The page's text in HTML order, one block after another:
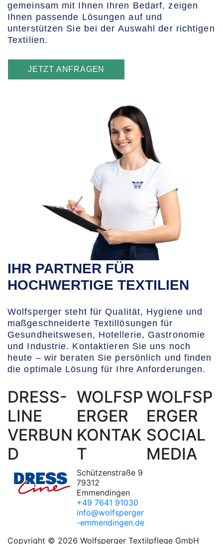
gemeinsam mit Ihnen Ihren Bedarf, zeigen
Ihnen passende Lösungen auf und
unterstützen Sie bei der Auswahl der richtigen
Textilien.
JETZT ANFRAGEN
IHR PARTNER FÜR
HOCHWERTIGE TEXTILIEN
Wolfsperger steht für Qualität, Hygiene und
maßgeschneiderte Textillösungen für
Gesundheitswesen, Hotellerie, Gastronomie
und Industrie. Kontaktieren Sie uns noch
heute – wir beraten Sie persönlich und finden
die optimale Lösung für Ihre Anforderungen.
DRESS-
LINE
VERBUN
D
WOLFSP
ERGER
KONTAK
T
Schützenstraße 9
79312
Emmendingen
+49 7641 91030
info@wolfsperger
-emmendingen.de
WOLFSP
ERGER
SOCIAL
MEDIA
Copyright © 2026 Wolfsperger Textilpflege GmbH